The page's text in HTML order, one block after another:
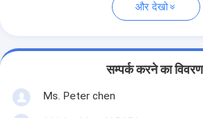
और देखो
सम्पर्क करने का विवरण
Ms. Peter chen